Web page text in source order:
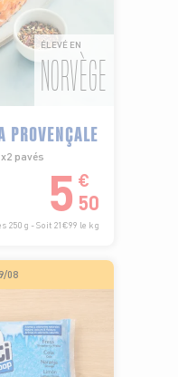
ÉLEVÉ EN
NORVÈGE
PROVENÇALE
pavés
5 €
50
250 g - Soit 21€99 le kg
08